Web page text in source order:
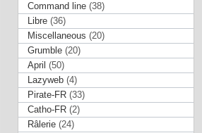
Command line(38)
Libre(36)
Miscellaneous (20)
Grumble(20)
April (50)
Lazyweb(4)
Pirate-FR(33)
Catho-FR(2)
Râlerie(24)